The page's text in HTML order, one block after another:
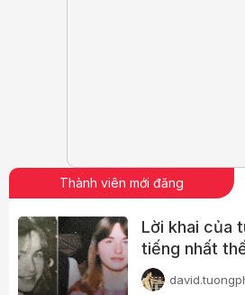
Thành viên mới đăng
Lời khai của
tiếng nhất
Fritzl